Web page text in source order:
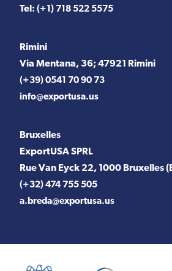
Tel: (+1) 718 522 5575
Rimini
Via Mentana, 36; 47921 Rimini
(+39) 0541 70 90 73
info@exportusa.us
Bruxelles
ExportUSA SPRL
Rue Van Eyck 22, 1000 Bruxelles
(+32) 474 755 505
a.breda@exportusa.us